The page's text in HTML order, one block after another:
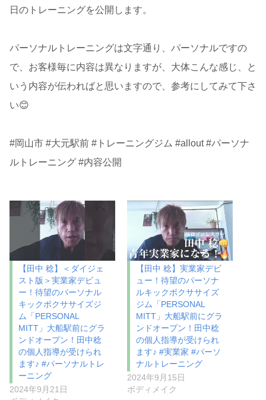
日のトレーニングを公開します。
パーソナルトレーニングは文字通り、パーソナルですの
で、お客様毎に内容は異なりますが、大体こんな感じ、と
いう内容が伝わればと思いますので、参考にしてみて下さ
い😊
#岡山市 #大元駅前 #トレーニングジム #allout #パーソナ
ルトレーニング #内容公開
【田中 稔】＜ダイジェ
スト版＞実業家デビュ
ー！待望のパーソナル
キックボクササイズジ
ム「PERSONAL
MITT」大船駅前にグラ
ンドオープン！田中稔
の個人指導が受けられ
ます♪ #パーソナルトレ
ーニング
2024年9月21日
【田中 稔】実業家デビ
ュー！待望のパーソナ
ルキックボクササイズ
ジム「PERSONAL
MITT」大船駅前にグラ
ンドオープン！田中稔
の個人指導が受けられ
ます♪ #実業家 #パーソ
ナルトレーニング
2024年9月15日
ボディメイク